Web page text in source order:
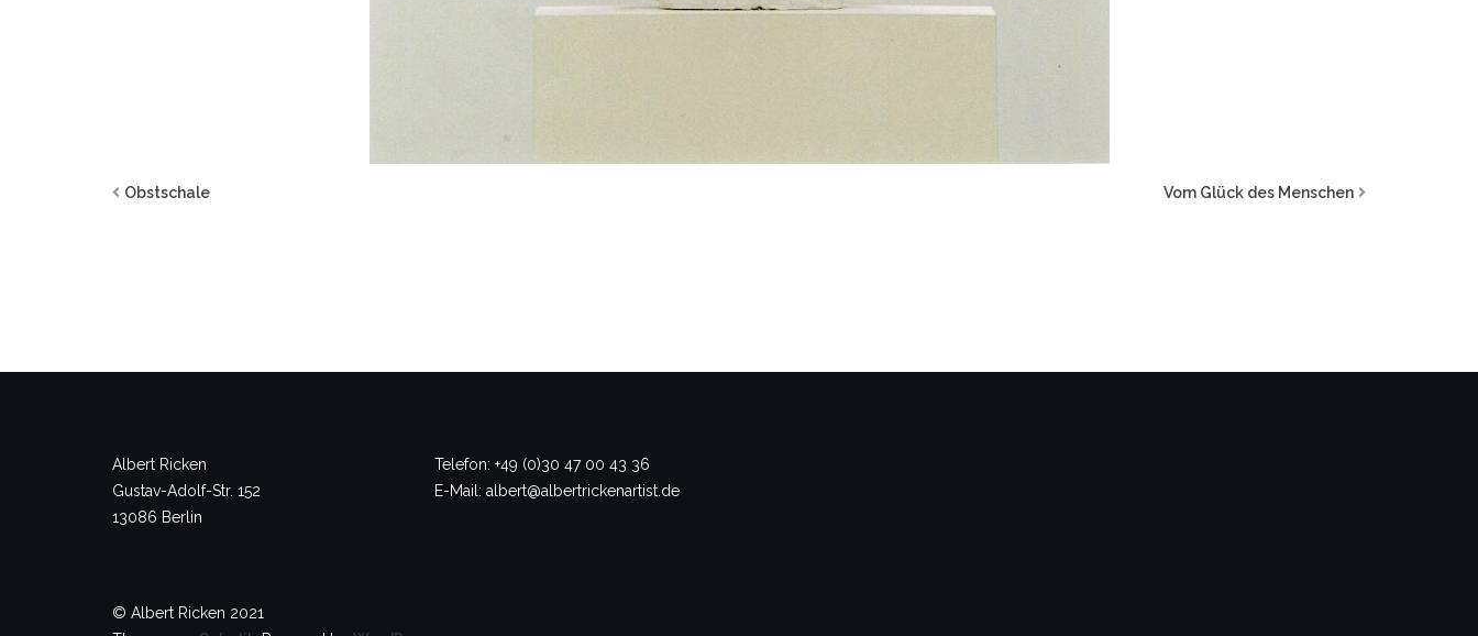
Obstschale Vom Glück des Menschen
Albert Ricken
Gustav-Adolf-Str. 152
13086 Berlin
Telefon: +49 (0)30 47 00 43 36
E-Mail: albert@albertrickenartist.de
© Albert Ricken 2021